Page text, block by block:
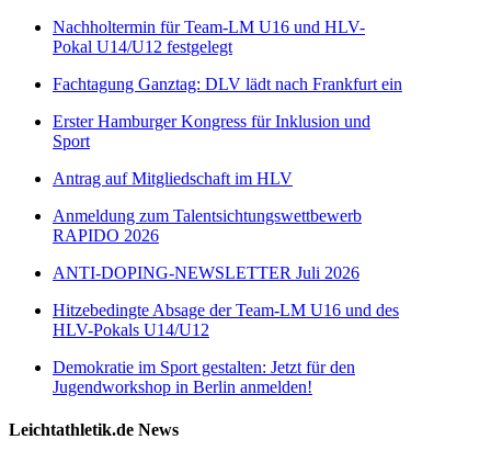
Nachholtermin für Team-LM U16 und HLV-
Pokal U14/U12 festgelegt
Fachtagung Ganztag: DLV lädt nach Frankfurt ein
Erster Hamburger Kongress für Inklusion und
Sport
Antrag auf Mitgliedschaft im HLV
Anmeldung zum Talentsichtungswettbewerb
RAPIDO 2026
ANTI-DOPING-NEWSLETTER Juli 2026
Hitzebedingte Absage der Team-LM U16 und des
HLV-Pokals U14/U12
Demokratie im Sport gestalten: Jetzt für den
Jugendworkshop in Berlin anmelden!
Leichtathletik.de News